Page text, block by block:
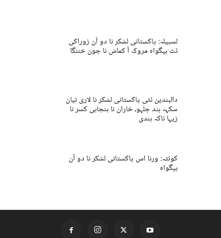
لسبیلہ: پاکستانی لشکر نا دو آن زوراکی
ئٹ بیگواہ مروک آ کماش نا جون خننگا
دالبندین ئٹی پاکستانی لشکر نا لاری تیان
سکہہ بند جلہو، خاران نا بنجاہی کسر نا
زیہا ناکہ بندی
کوئٹہ: ورنا اس پاکستانی لشکر نا دو آن
بیگواہ